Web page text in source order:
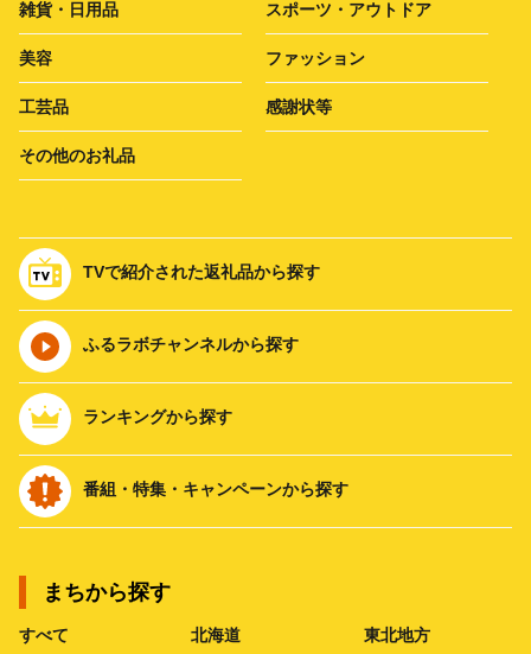
雑貨・日用品 スポーツ・アウトドア
美容 ファッション
工芸品 感謝状等
その他のお礼品
TVで紹介された返礼品から探す
ふるラボチャンネルから探す
ランキングから探す
番組・特集・キャンペーンから探す
まちから探す
すべて 北海道 東北地方